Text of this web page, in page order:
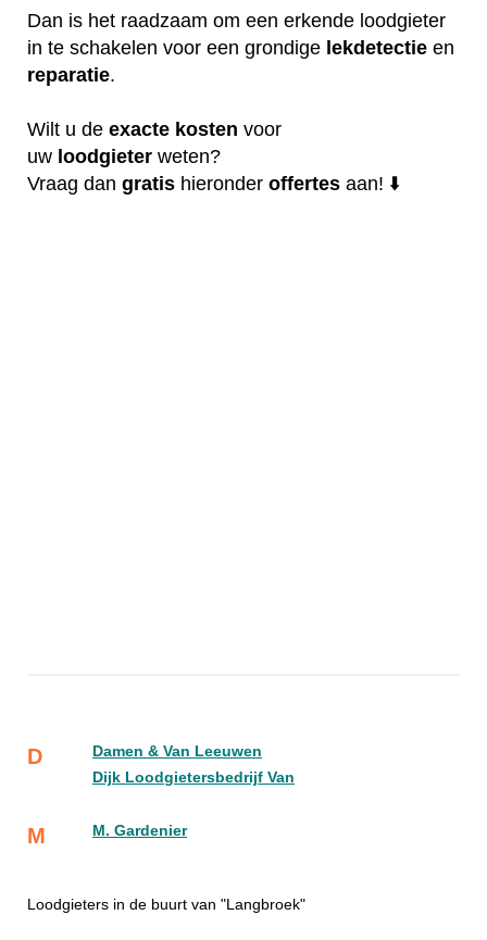
Dan is het raadzaam om een erkende loodgieter
in te schakelen voor een grondige lekdetectie en
reparatie.
Wilt u de exacte kosten voor
uw loodgieter weten?
Vraag dan gratis hieronder offertes aan! ⬇️
D
Damen & Van Leeuwen
Dijk Loodgietersbedrijf Van
M M. Gardenier
Loodgieters in de buurt van "Langbroek"